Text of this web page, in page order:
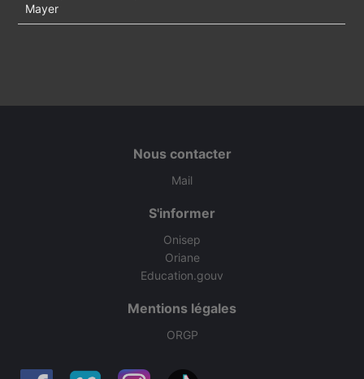
Mayer
Nous contacter
Mail
S'informer
Onisep
Oriane
Education.gouv
Mentions légales
ORGP